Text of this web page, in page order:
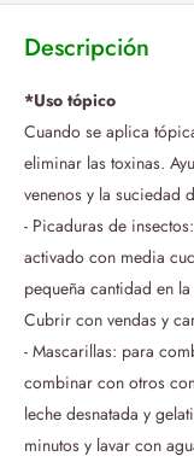
Descripción
*Uso tópico
Cuando se aplica
eliminar las toxinas.
venenos y la suciedad
- Picaduras de
activado con media
pequeña cantidad en
Cubrir con vendas y
- Mascarillas: para
combinar con otros
leche desnatada y
minutos y lavar con